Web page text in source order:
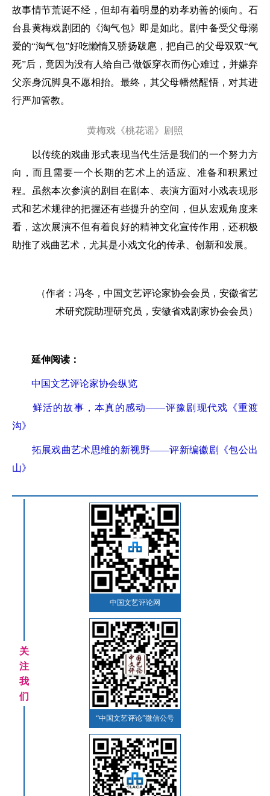
故事情节荒诞不经，但却有着明显的劝孝劝善的倾向。石
台县黄梅戏剧团的《淘气包》即是如此。剧中备受父母溺
爱的“淘气包”好吃懒惰又骄扬跋扈，把自己的父母双双“气
死”后，竟因为没有人给自己做饭穿衣而伤心难过，并嫌弃
父亲身沉脚臭不愿相抬。最终，其父母幡然醒悟，对其进
行严加管教。
黄梅戏《桃花谣》剧照
以传统的戏曲形式表现当代生活是我们的一个努力方
向，而且需要一个长期的艺术上的适应、准备和积累过
程。虽然本次参演的剧目在剧本、表演方面对小戏表现形
式和艺术规律的把握还有些提升的空间，但从宏观角度来
看，这次展演不但有着良好的精神文化宣传作用，还积极
助推了戏曲艺术，尤其是小戏文化的传承、创新和发展。
（作者：冯冬，中国文艺评论家协会会员，安徽省艺
术研究院助理研究员，安徽省戏剧家协会会员）
延伸阅读：
中国文艺评论家协会纵览
鲜活的故事，本真的感动——评豫剧现代戏《重渡
沟》
拓展戏曲艺术思维的新视野——评新编徽剧《包公出
山》
关
注
我
们
中国文艺评论网
“中国文艺评论”微信公号